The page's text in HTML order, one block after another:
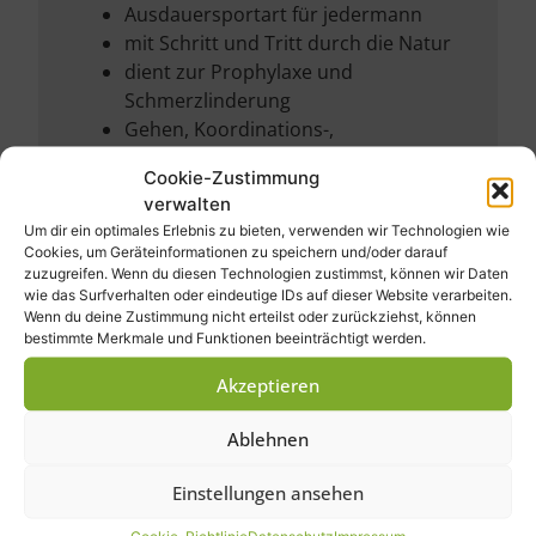
Cookie-Zustimmung
verwalten
Um dir ein optimales Erlebnis zu bieten, verwenden wir Technologien wie
Cookies, um Geräteinformationen zu speichern und/oder darauf
zuzugreifen. Wenn du diesen Technologien zustimmst, können wir Daten
wie das Surfverhalten oder eindeutige IDs auf dieser Website verarbeiten.
Wenn du deine Zustimmung nicht erteilst oder zurückziehst, können
bestimmte Merkmale und Funktionen beeinträchtigt werden.
Akzeptieren
Ablehnen
Einstellungen ansehen
Ausdauersportart für jedermann
mit Schritt und Tritt durch die Natur
dient zur Prophylaxe und
Schmerzlinderung
Gehen, Koordinations-,
mit speziell gebauten Stöcken
Tipp:
Präventionskurs wird von der
Krankenkasse bis zu 80% bezuschusst
Ziele:
Aktivierung und Kräftigung des
gesamten Körpers
Anregung der Durchblutung